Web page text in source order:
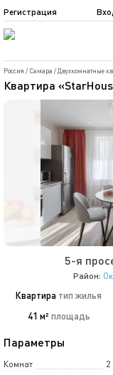
Регистрация
Россия / Самара / Двухкомнатные
Квартира
5-я
Район:
Квартира тип жилья
41 м² площадь
Параметры
Комнат 2